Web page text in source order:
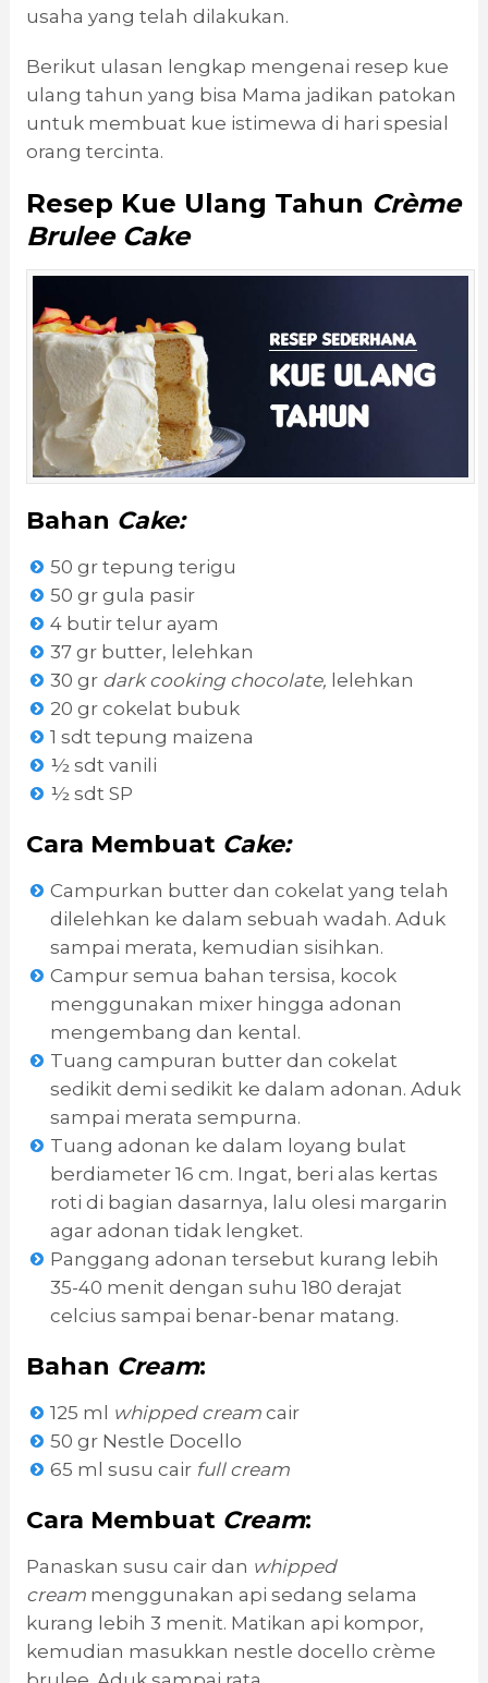
usaha yang telah dilakukan.
Berikut ulasan lengkap mengenai resep kue
ulang tahun yang bisa Mama jadikan patokan
untuk membuat kue istimewa di hari spesial
orang tercinta.
Resep Kue Ulang Tahun Crème
Brulee Cake
Bahan Cake:
50 gr tepung terigu
50 gr gula pasir
4 butir telur ayam
37 gr butter, lelehkan
30 gr dark cooking chocolate, lelehkan
20 gr cokelat bubuk
1 sdt tepung maizena
½ sdt vanili
½ sdt SP
Cara Membuat Cake:
Campurkan butter dan cokelat yang telah
dilelehkan ke dalam sebuah wadah. Aduk
sampai merata, kemudian sisihkan.
Campur semua bahan tersisa, kocok
menggunakan mixer hingga adonan
mengembang dan kental.
Tuang campuran butter dan cokelat
sedikit demi sedikit ke dalam adonan. Aduk
sampai merata sempurna.
Tuang adonan ke dalam loyang bulat
berdiameter 16 cm. Ingat, beri alas kertas
roti di bagian dasarnya, lalu olesi margarin
agar adonan tidak lengket.
Panggang adonan tersebut kurang lebih
35-40 menit dengan suhu 180 derajat
celcius sampai benar-benar matang.
Bahan Cream:
125 ml whipped cream cair
50 gr Nestle Docello
65 ml susu cair full cream
Cara Membuat Cream:
Panaskan susu cair dan whipped
creammenggunakan api sedang selama
kurang lebih 3 menit. Matikan api kompor,
kemudian masukkan nestle docello crème